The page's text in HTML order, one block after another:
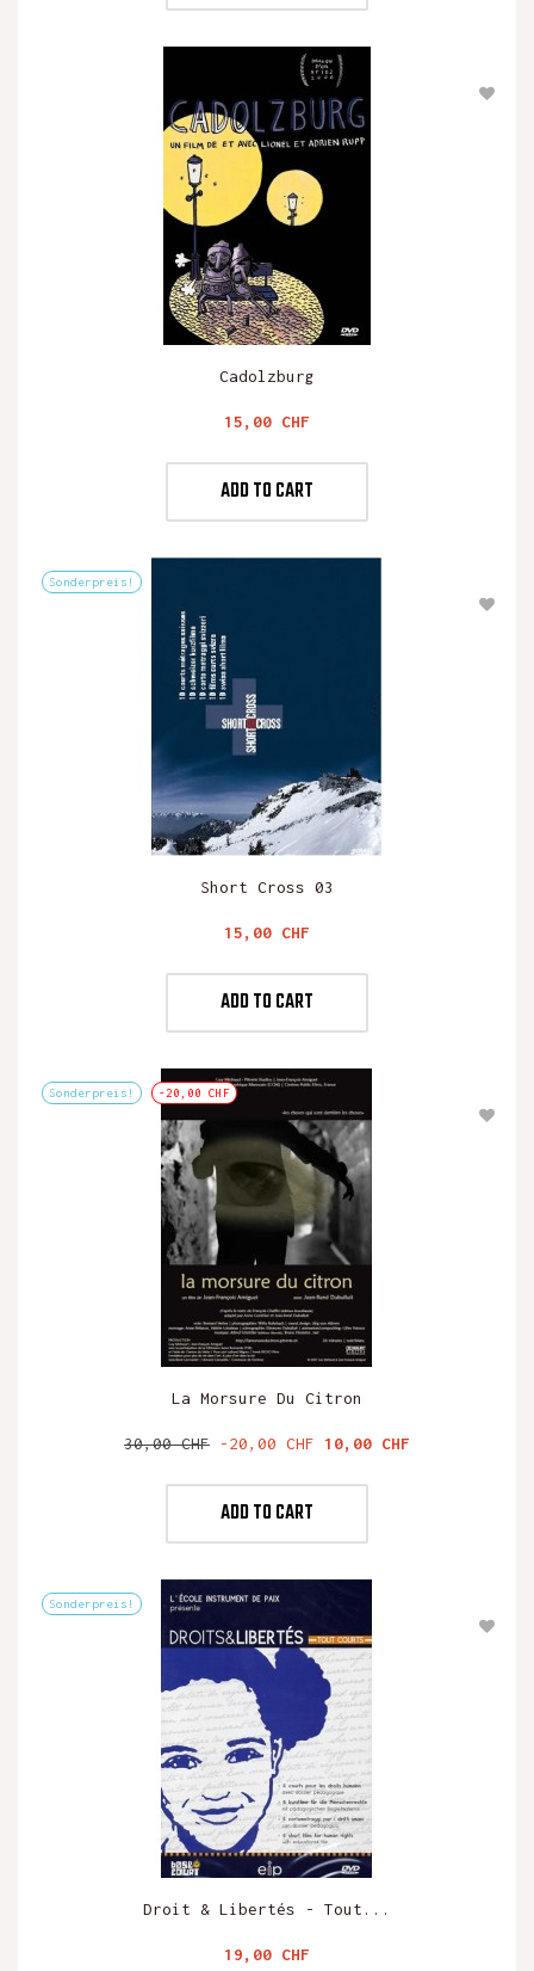
Cadolzburg
Preis
15,00 CHF
ADD TO CART
Sonderpreis!
Short Cross 03
Preis
15,00 CHF
ADD TO CART
Sonderpreis! -20,00 CHF
La Morsure Du Citron
Verkaufspreis
30,00 CHF -20,00 CHF Preis
10,00 CHF
ADD TO CART
Sonderpreis!
Droit & Libertés - Tout...
Preis
19,00 CHF